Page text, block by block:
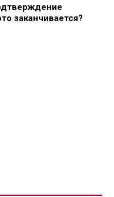
заканчивается?